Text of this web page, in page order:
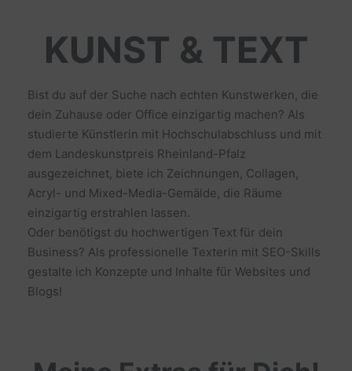
KUNST & TEXT
Bist du auf der Suche nach echten Kunstwerken, die
dein Zuhause oder Office einzigartig machen? Als
studierte Künstlerin mit Hochschulabschluss und mit
dem Landeskunstpreis Rheinland-Pfalz
ausgezeichnet, biete ich Zeichnungen, Collagen,
Acryl- und Mixed-Media-Gemälde, die Räume
einzigartig erstrahlen lassen.
Oder benötigst du hochwertigen Text für dein
Business? Als professionelle Texterin mit SEO-Skills
gestalte ich Konzepte und Inhalte für Websites und
Blogs!